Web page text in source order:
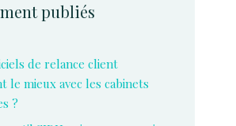
publiés
de relance client
le mieux avec les cabinets
?